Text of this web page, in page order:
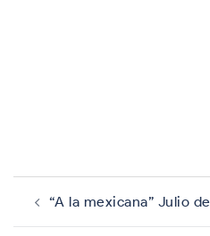
Navegación
de
entradas
“A la mexicana” Julio